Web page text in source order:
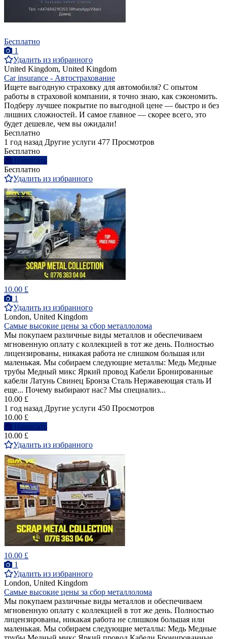
Бесплатно
1
Удалить из избранного
United Kingdom, United Kingdom
Car insurance - Автострахование
Ищете выгодную страховку для автомобиля? С опытом
работы в страховой компании, я точно знаю, как сэкономить.
Подберу лучшее покрытие по выгодной цене — быстро и без
лишних сложностей. И самое главное — скорее всего, это
будет дешевле, чем вы ожидали!
Бесплатно
1 год назад Другие услуги 477 Просмотров
Бесплатно
Написать
Бесплатно
Удалить из избранного
10.00 £
1
Удалить из избранного
London, United Kingdom
Самые высокие цены за сбор металлолома
Мы покупаем различные виды металлов и обеспечиваем
мгновенную оплату с коллекцией в тот же день. Полностью
лицензированы, никакая работа не слишком большая или
маленькая. Мы собираем следующие металлы: Медь Медные
трубы Медный микс Яркий провод Кабели Бронированные
кабели Латунь Свинец Бронза Сталь Нержавеющая сталь И
еще... Почему выбирают нас? Мы специализ...
10.00 £
1 год назад Другие услуги 450 Просмотров
10.00 £
Написать
10.00 £
Удалить из избранного
10.00 £
1
Удалить из избранного
London, United Kingdom
Самые высокие цены за сбор металлолома
Мы покупаем различные виды металлов и обеспечиваем
мгновенную оплату с коллекцией в тот же день. Полностью
лицензированы, никакая работа не слишком большая или
маленькая. Мы собираем следующие металлы: Медь Медные